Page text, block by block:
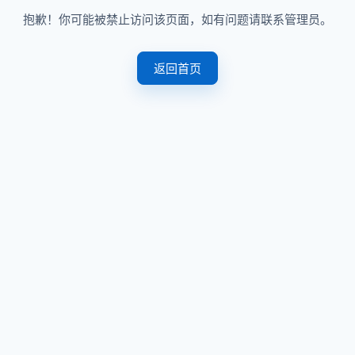
抱歉！你可能被禁止访问该页面，如有问题请联系管理员。
返回首页